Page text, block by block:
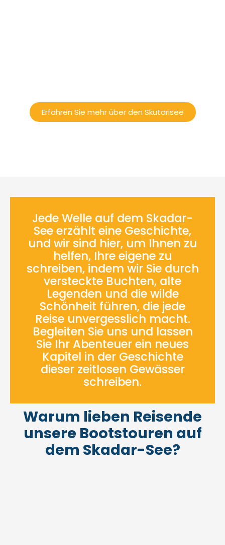
Erfahren Sie mehr über den Skutarisee
Jede Welle auf dem Skadar-
See erzählt eine Geschichte,
und wir sind hier, um Ihnen zu
helfen, Ihre eigene zu
schreiben, indem wir Sie durch
versteckte Buchten, alte
Legenden und die wilde
Schönheit führen, die jede
Reise unvergesslich macht.
Begleiten Sie uns und lassen
Sie Ihr Abenteuer ein neues
Kapitel in der Geschichte
dieser zeitlosen Gewässer
schreiben.
Warum lieben Reisende
unsere Bootstouren auf
dem Skadar-See?